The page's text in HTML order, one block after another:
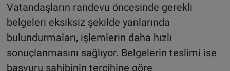
Vatandaşların randevu öncesinde gerekli
belgeleri eksiksiz şekilde yanlarında
bulundurmaları, işlemlerin daha hızlı
sonuçlanmasını sağlıyor. Belgelerin teslimi ise
başvuru sahibinin tercihine göre